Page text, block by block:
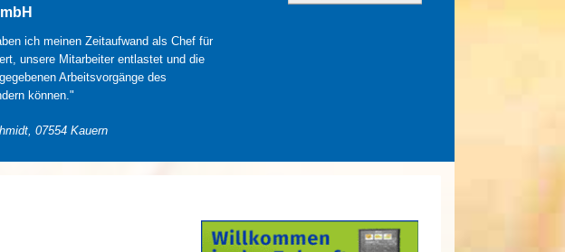
ich meinen Zeitaufwand als Chef für
unsere Mitarbeiter entlastet und die
Arbeitsvorgänge des
können."
07554 Kauern